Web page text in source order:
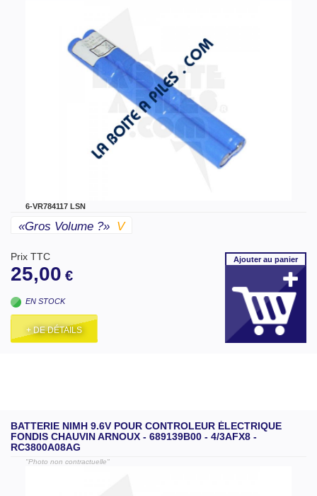
6-VR784117 LSN
«gros Volume ?» V
Prix TTC
25,00 €
EN STOCK
+ DE DÉTAILS
Ajouterau panier
BATTERIE NIMH 9.6V POUR CONTROLEUR ÉLECTRIQUE
FONDIS CHAUVIN ARNOUX - 689139B00 - 4/3AFX8 -
RC3800A08AG
"Photo non contractuelle"